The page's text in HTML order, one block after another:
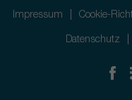
Impressum Cookie-
Datenschutz